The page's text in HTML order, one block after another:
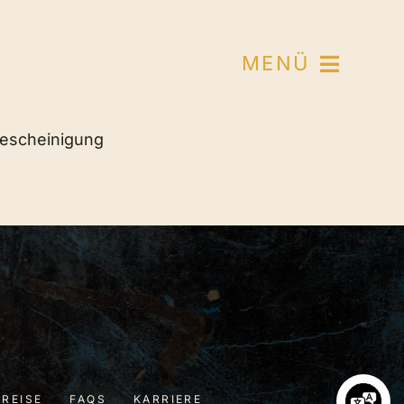
MENÜ
FAQS KARRIERE